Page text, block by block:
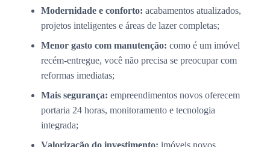
Modernidade e conforto: acabamentos atualizados,
projetos inteligentes e áreas de lazer completas;
Menor gasto com manutenção: como é um imóvel
recém-entregue, você não precisa se preocupar com
reformas imediatas;
Mais segurança: empreendimentos novos oferecem
portaria 24 horas, monitoramento e tecnologia
integrada;
Valorização do investimento: imóveis novos